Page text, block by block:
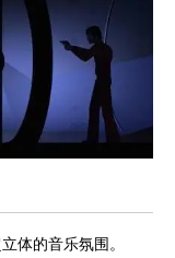
的音乐氛围。